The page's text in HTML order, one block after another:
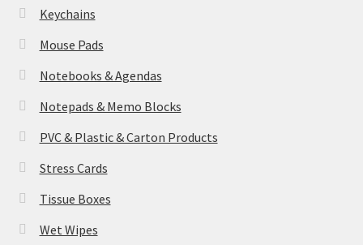
Keychains
Mouse Pads
Notebooks & Agendas
Notepads & Memo Blocks
PVC & Plastic & Carton Products
Stress Cards
Tissue Boxes
Wet Wipes